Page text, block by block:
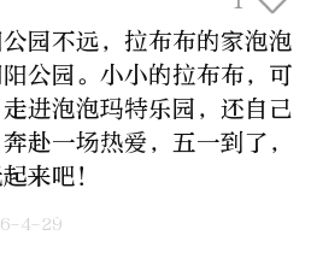
园不远，拉布布的家泡泡
公园。小小的拉布布，可
进泡泡玛特乐园，还自己
赴一场热爱，五一到了，
来吧！
4-29